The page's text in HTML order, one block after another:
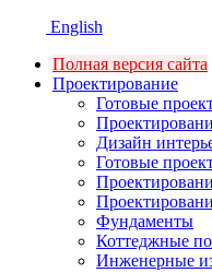
English
Полная версия сайта
Проектирование
Готовые
Дизайн
Готовые
Фундаменты
Коттеджные
Инженерные